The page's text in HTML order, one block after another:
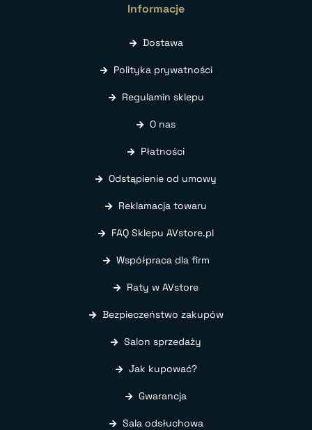
Informacje
Dostawa
Polityka prywatności
Regulamin sklepu
O nas
Płatności
Odstąpienie od umowy
Reklamacja towaru
FAQ Sklepu AVstore.pl
Współpraca dla firm
Raty w AVstore
Bezpieczeństwo zakupów
Salon sprzedaży
Jak kupować?
Gwarancja
Sala odsłuchowa